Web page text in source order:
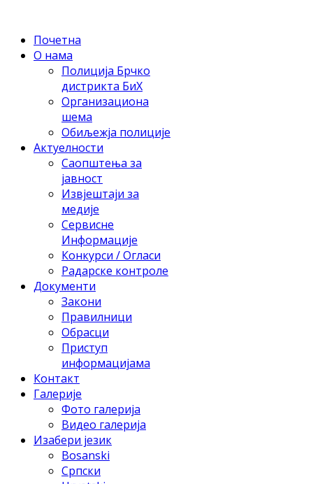
Почетна
О нама
Полиција Брчко
дистрикта БиХ
Организациона
шема
Обиљежја полиције
Актуелности
Саопштења за
јавност
Извјештаји за
медије
Сервисне
Информације
Конкурси / Огласи
Радарске контроле
Документи
Закони
Правилници
Обрасци
Приступ
информацијама
Контакт
Галерије
Фото галерија
Видео галерија
Изабери језик
Bosanski
Српски